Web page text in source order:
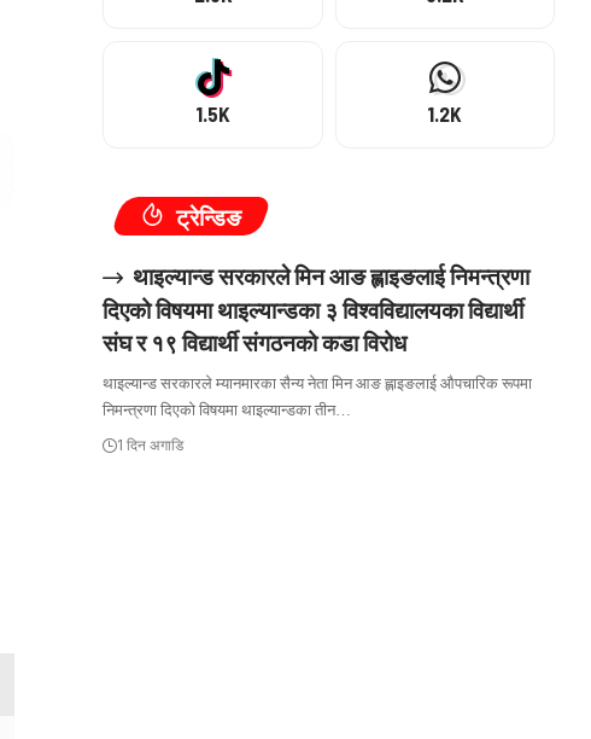
1.5K 1.2K
ट्रेन्डिङ
थाइल्यान्ड सरकारले मिन आङ ह्लाइङलाई निमन्त्रणा
दिएको विषयमा थाइल्यान्डका ३ विश्वविद्यालयका विद्यार्थी
संघ र १९ विद्यार्थी संगठनको कडा विरोध
थाइल्यान्ड सरकारले म्यानमारका सैन्य नेता मिन आङ ह्लाइङलाई औपचारिक रूपमा
निमन्त्रणा दिएको विषयमा थाइल्यान्डका तीन…
1 दिन अगाडि